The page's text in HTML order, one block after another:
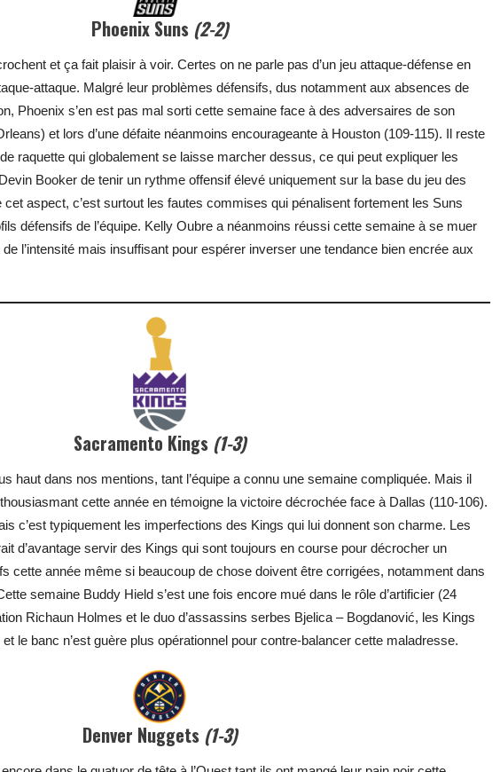
Phoenix Suns (2-2)
et ça fait plaisir à voir. Certes on ne parle pas d’un jeu attaque-défense en
attaque. Malgré leur problèmes défensifs, dus notamment aux absences de
Phoenix s’en est pas mal sorti cette semaine face à des adversaires de son
et lors d’une défaite néanmoins encourageante à Houston (109-115). Il reste
raquette qui globalement se laisse marcher dessus, ce qui peut expliquer les
Booker de tenir un rythme offensif élevé uniquement sur la base du jeu des
cet aspect, c’est surtout les fautes commises qui pénalisent fortement les Suns
défensifs de l’équipe. Kelly Oubre a néanmoins réussi cette semaine à se muer
l’intensité mais insuffisant pour espérer inverser une tendance bien encrée aux
Sacramento Kings (1-3)
haut dans nos mentions, tant l’équipe a connu une semaine compliquée. Mais il
cette année en témoigne la victoire décrochée face à Dallas (110-106).
c’est typiquement les imperfections des Kings qui lui donnent son charme. Les
d’avantage servir des Kings qui sont toujours en course pour décrocher un
cette année même si beaucoup de chose doivent être corrigées, notamment dans
semaine Buddy Hield s’est une fois encore mué dans le rôle d’artificier (24
Richaun Holmes et le duo d’assassins serbes Bjelica – Bogdanović, les Kings
le banc n’est guère plus opérationnel pour contre-balancer cette maladresse.
Denver Nuggets (1-3)